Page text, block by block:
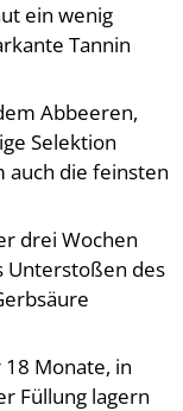
ein wenig
Tannin
Abbeeren,
Selektion
auch die feinsten
drei Wochen
Unterstoßen des
Monate, in
Füllung lagern